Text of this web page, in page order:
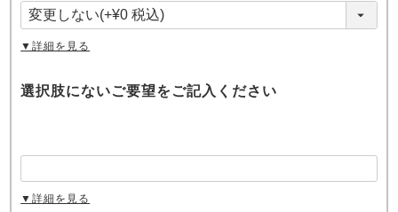
須
)
▼詳細を見る
選択肢にないご要望をご記入ください
▼詳細を見る